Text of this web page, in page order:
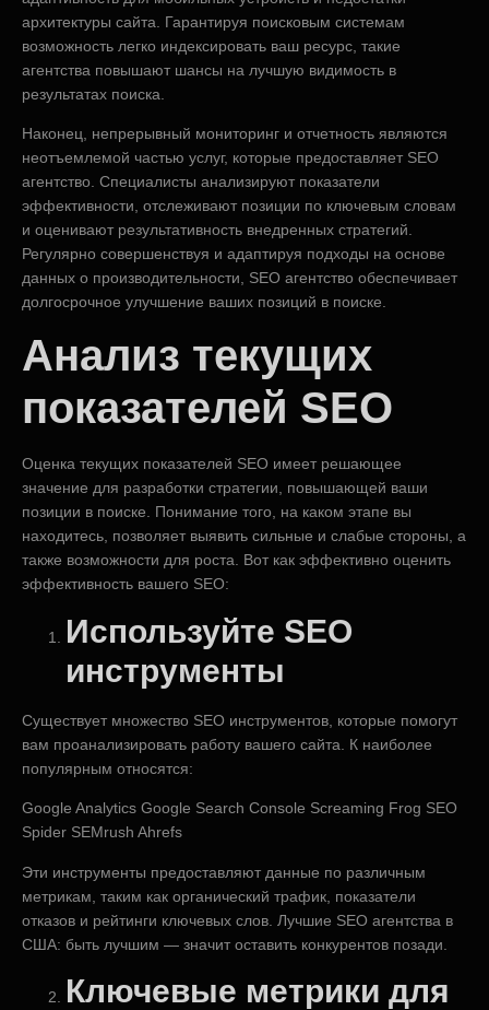
архитектуры сайта. Гарантируя поисковым системам
возможность легко индексировать ваш ресурс, такие
агентства повышают шансы на лучшую видимость в
результатах поиска.
Наконец, непрерывный мониторинг и отчетность являются
неотъемлемой частью услуг, которые предоставляет SEO
агентство. Специалисты анализируют показатели
эффективности, отслеживают позиции по ключевым словам
и оценивают результативность внедренных стратегий.
Регулярно совершенствуя и адаптируя подходы на основе
данных о производительности, SEO агентство обеспечивает
долгосрочное улучшение ваших позиций в поиске.
Анализ текущих
показателей SEO
Оценка текущих показателей SEO имеет решающее
значение для разработки стратегии, повышающей ваши
позиции в поиске. Понимание того, на каком этапе вы
находитесь, позволяет выявить сильные и слабые стороны, а
также возможности для роста. Вот как эффективно оценить
эффективность вашего SEO:
Используйте SEO
инструменты
Существует множество SEO инструментов, которые помогут
вам проанализировать работу вашего сайта. К наиболее
популярным относятся:
Google Analytics Google Search Console Screaming Frog SEO
Spider SEMrush Ahrefs
Эти инструменты предоставляют данные по различным
метрикам, таким как органический трафик, показатели
отказов и рейтинги ключевых слов. Лучшие SEO агентства в
США: быть лучшим — значит оставить конкурентов позади.
Ключевые метрики для